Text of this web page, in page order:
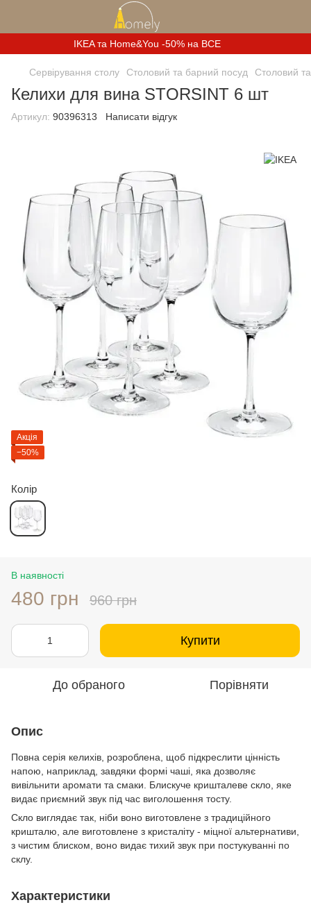
IKEA та Home&You -50% на ВСЕ
Сервірування столу Столовий та барний посуд Столовий
Келихи для вина STORSINT 6 шт
Артикул: 90396313 Написати відгук
Акція
−50%
Колір
В наявності
480 грн 960 грн
Купити
До обраного Порівняти
Опис
Повна серія келихів, розроблена, щоб підкреслити цінність
напою, наприклад, завдяки формі чаші, яка дозволяє
вивільнити аромати та смаки. Блискуче кришталеве скло, яке
видає приємний звук під час виголошення тосту.
Скло виглядає так, ніби воно виготовлене з традиційного
кришталю, але виготовлене з кристаліту - міцної альтернативи,
з чистим блиском, воно видає тихий звук при постукуванні по
склу.
Характеристики